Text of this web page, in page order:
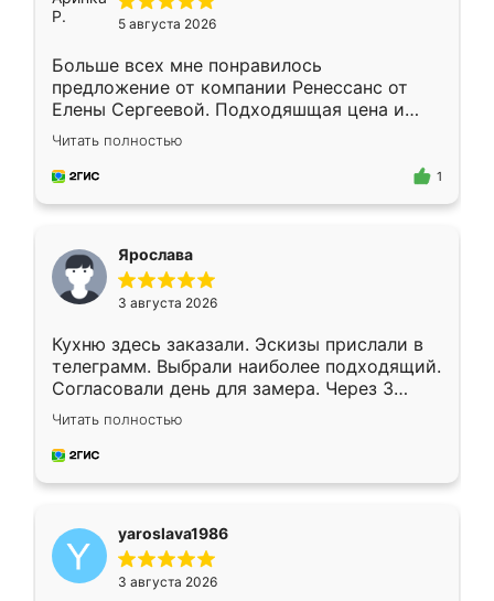
5 августа 2026
Больше всех мне понравилось
предложение от компании Ренессанс от
Елены Сергеевой. Подходяшщая цена и
короткие сроки изготовления. Приехавший
для замера сотрудник Владислав
предложил по моему эскизу самый
Читать полностью
1
Ярослава
3 августа 2026
Кухню здесь заказали. Эскизы прислали в
телеграмм. Выбрали наиболее подходящий.
Согласовали день для замера. Через 3
недели кухня была уже готова. Остались
довольны работой. Спасибо Ренессанс
мебель за качественную работу!
Читать полностью
yaroslava1986
3 августа 2026